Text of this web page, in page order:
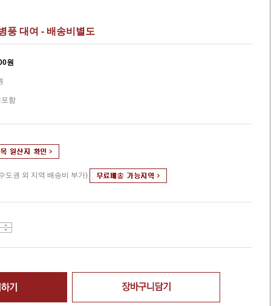
풍 대여 - 배송비별도
원
함
도권 외 지역 배송비 부가)